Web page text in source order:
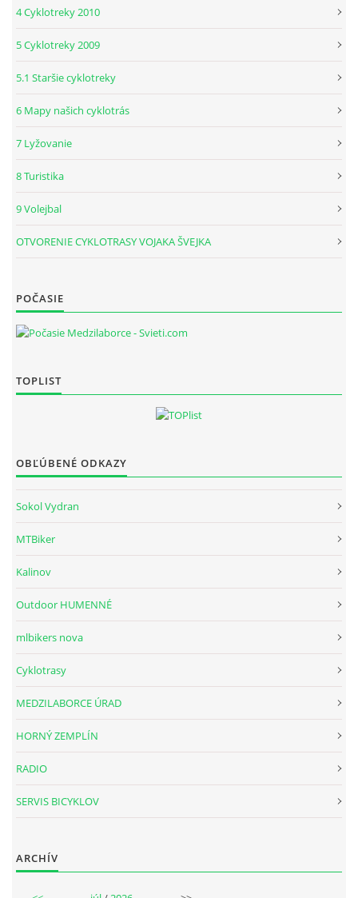
4 Cyklotreky 2010
5 Cyklotreky 2009
5.1 Staršie cyklotreky
6 Mapy našich cyklotrás
7 Lyžovanie
8 Turistika
9 Volejbal
OTVORENIE CYKLOTRASY VOJAKA ŠVEJKA
POČASIE
TOPLIST
OBĽÚBENÉ ODKAZY
Sokol Vydran
MTBiker
Kalinov
Outdoor HUMENNÉ
mlbikers nova
Cyklotrasy
MEDZILABORCE ÚRAD
HORNÝ ZEMPLÍN
RADIO
SERVIS BICYKLOV
ARCHÍV